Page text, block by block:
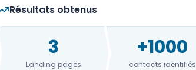
Résultats obtenus
3
Landing pages
+1000
contacts identifiés